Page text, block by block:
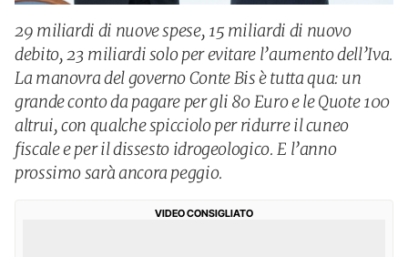
29 miliardi di nuove spese, 15 miliardi di nuovo
debito, 23 miliardi solo per evitare l’aumento dell’Iva.
La manovra del governo Conte Bis è tutta qua: un
grande conto da pagare per gli 80 Euro e le Quote 100
altrui, con qualche spicciolo per ridurre il cuneo
fiscale e per il dissesto idrogeologico. E l’anno
prossimo sarà ancora peggio.
VIDEO CONSIGLIATO